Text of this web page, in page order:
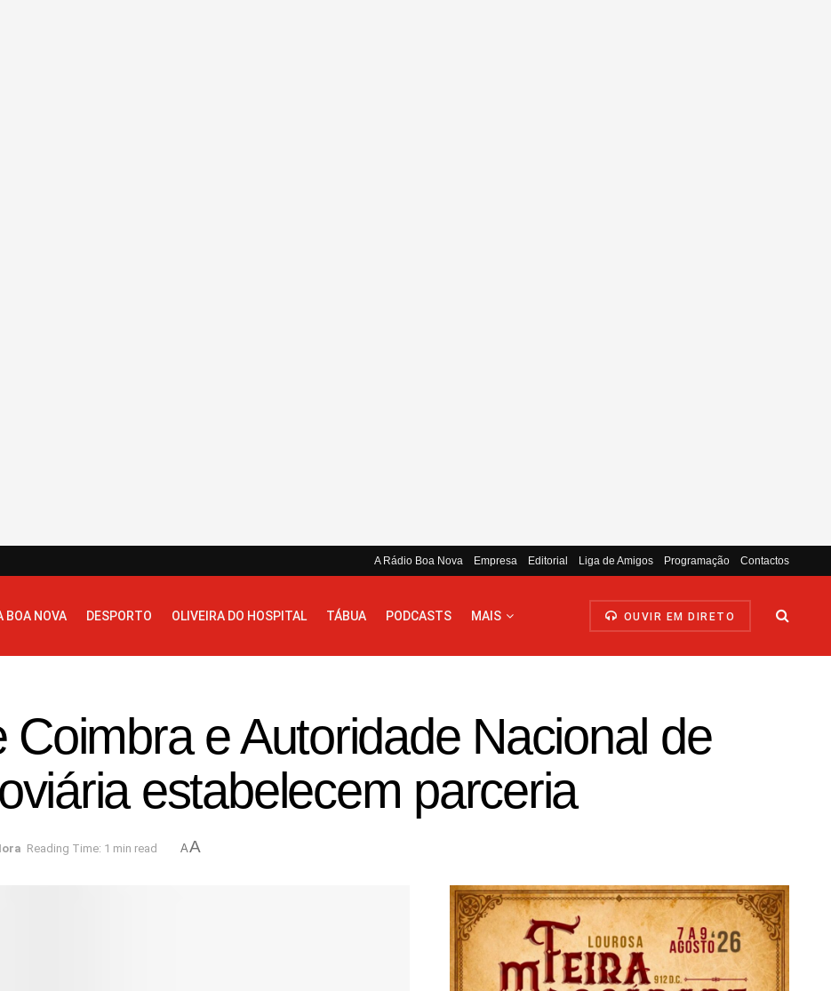
A Rádio Boa Nova Empresa Editorial Liga de Amigos Programação Contactos
BOA NOVA DESPORTO OLIVEIRA DO HOSPITAL TÁBUA PODCASTS MAIS OUVIR EM DIRETO
Coimbra e Autoridade Nacional de
estabelecem parceria
Reading Time: 1 min read AA